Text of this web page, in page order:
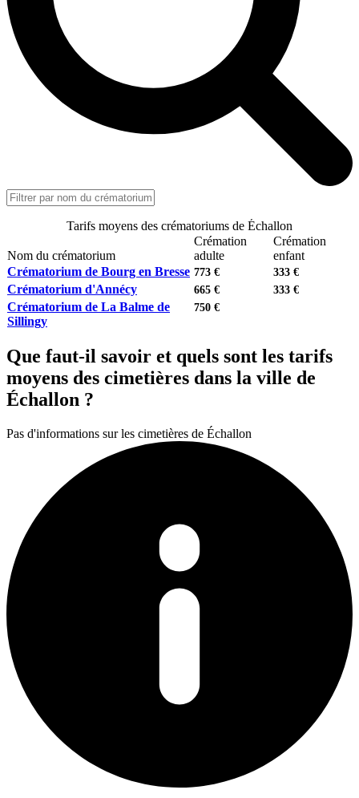
Tarifs moyens des crématoriums de Échallon
Nom du crématorium
Crémation
adulte
Crémation
enfant
Crématorium de Bourg en Bresse 773 € 333 €
Crématorium d'Annécy 665 € 333 €
Crématorium de La Balme de
Sillingy
750 €
Que faut-il savoir et quels sont les tarifs
moyens des cimetières dans la ville de
Échallon ?
Pas d'informations sur les cimetières de Échallon